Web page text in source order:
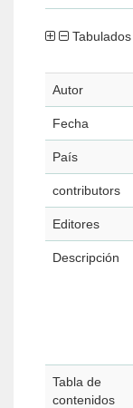
Autor
Fecha
País
contributors
Editores
Descripción
Tabla de
contenidos